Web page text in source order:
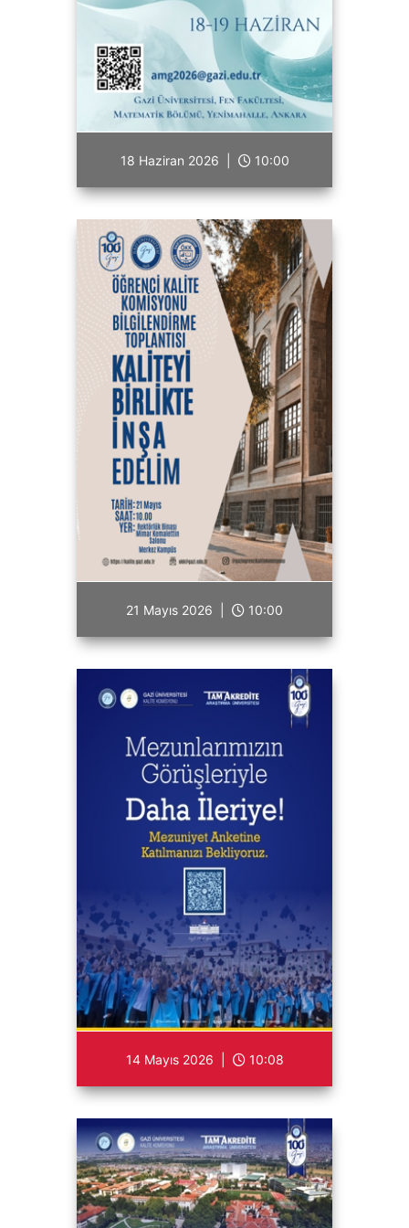
18 Haziran 2026 | 10:00
21 Mayıs 2026 | 10:00
14 Mayıs 2026 | 10:08